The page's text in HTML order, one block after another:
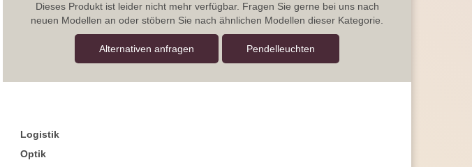
Dieses Produkt ist leider nicht mehr verfügbar. Fragen Sie gerne bei uns nach
neuen Modellen an oder stöbern Sie nach ähnlichen Modellen dieser Kategorie.
Alternativen anfragen Pendel­leuchten
Logistik
Optik